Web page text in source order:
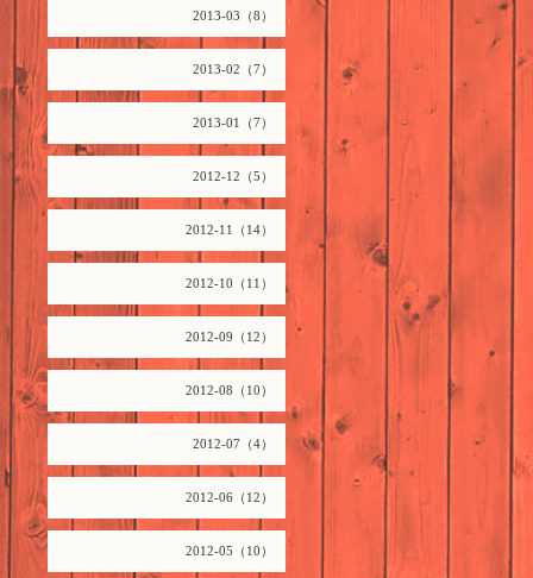
2013-03（8）
2013-02（7）
2013-01（7）
2012-12（5）
2012-11（14）
2012-10（11）
2012-09（12）
2012-08（10）
2012-07（4）
2012-06（12）
2012-05（10）